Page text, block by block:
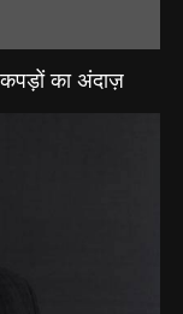
कपड़ों का अंदाज़